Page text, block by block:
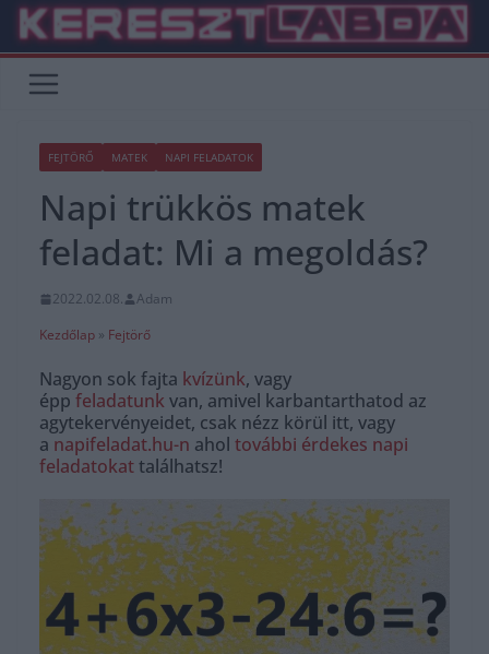
Skip
content
FEJTÖRŐ MATEK NAPI FELADATOK
Napi trükkös matek
feladat: Mi a megoldás?
2022.02.08.
Adam
Kezdőlap » Fejtörő
Nagyon sok fajta kvízünk, vagy
épp feladatunk van, amivel karbantarthatod az
agytekervényeidet, csak nézz körül itt, vagy
a napifeladat.hu-n ahol további érdekes napi
feladatokattalálhatsz!